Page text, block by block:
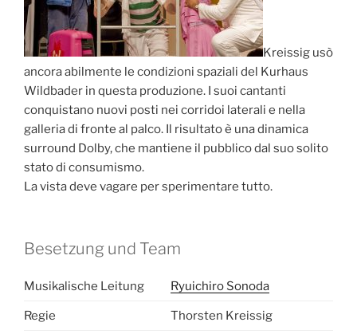
Kreissig usò
ancora abilmente le condizioni spaziali del Kurhaus
Wildbader in questa produzione. I suoi cantanti
conquistano nuovi posti nei corridoi laterali e nella
galleria di fronte al palco. Il risultato è una dinamica
surround Dolby, che mantiene il pubblico dal suo solito
stato di consumismo.
La vista deve vagare per sperimentare tutto.
Besetzung und Team
Musikalische Leitung Ryuichiro Sonoda
Regie Thorsten Kreissig